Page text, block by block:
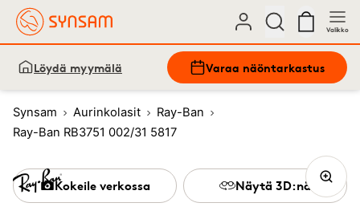
Valikko
Löydä myymälä Varaa näöntarkastus
Synsam Aurinkolasit
Ray-Ban
Ray-Ban RB3751 002/31 5817
Kokeile verkossa Näytä 3D:nä